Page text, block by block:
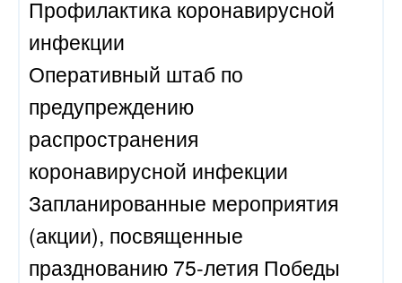
Профилактика коронавирусной
инфекции
Оперативный штаб по
предупреждению
распространения
коронавирусной инфекции
Запланированные мероприятия
(акции), посвященные
празднованию 75-летия Победы